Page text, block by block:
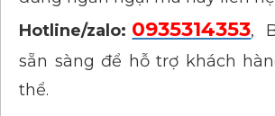
Hotline/zalo: 0935314353,
sẵn sàng để hỗ trợ khách
thể.